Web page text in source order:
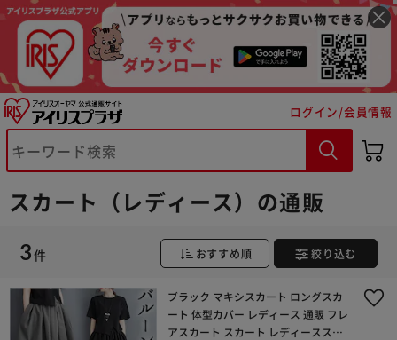
ログイン/会員情報
スカート（レディース）の通販
3件 おすすめ順 絞り込む
ブラック マキシスカート ロングスカ
ート 体型カバー レディース 通販 フレ
アスカート スカート レディーススカ
※ご確認ください
カートに入れる